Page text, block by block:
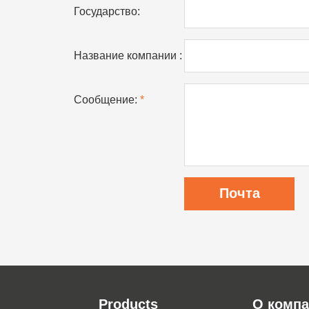
Государство:
Название компании :
Сообщение: *
Products
О